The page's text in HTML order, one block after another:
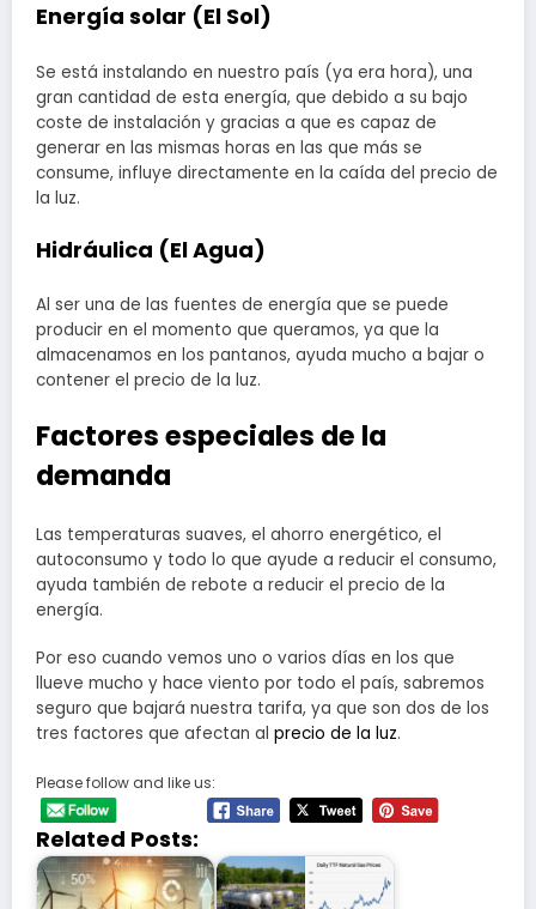
Energía solar (El Sol)
Se está instalando en nuestro país (ya era hora), una
gran cantidad de esta energía, que debido a su bajo
coste de instalación y gracias a que es capaz de
generar en las mismas horas en las que más se
consume, influye directamente en la caída del precio de
la luz.
Hidráulica (El Agua)
Al ser una de las fuentes de energía que se puede
producir en el momento que queramos, ya que la
almacenamos en los pantanos, ayuda mucho a bajar o
contener el precio de la luz.
Factores especiales de la
demanda
Las temperaturas suaves, el ahorro energético, el
autoconsumo y todo lo que ayude a reducir el consumo,
ayuda también de rebote a reducir el precio de la
energía.
Por eso cuando vemos uno o varios días en los que
llueve mucho y hace viento por todo el país, sabremos
seguro que bajará nuestra tarifa, ya que son dos de los
tres factores que afectan al precio de la luz.
Please follow and like us:
Related Posts: